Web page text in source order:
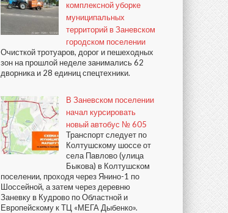
комплексной уборке
муниципальных
территорий в Заневском
городском поселении
Очисткой тротуаров, дорог и пешеходных
зон на прошлой неделе занимались 62
дворника и 28 единиц спецтехники.
В Заневском поселении
начал курсировать
новый автобус № 605
Транспорт следует по
Колтушскому шоссе от
села Павлово (улица
Быкова) в Колтушском
поселении, проходя через Янино-1 по
Шоссейной, а затем через деревню
Заневку в Кудрово по Областной и
Европейскому к ТЦ «МЕГА Дыбенко».